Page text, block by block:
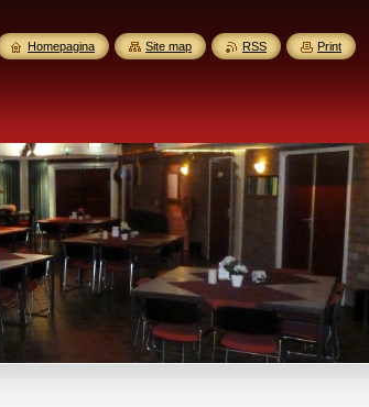
Homepagina Site map RSS Print